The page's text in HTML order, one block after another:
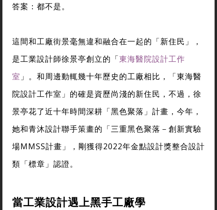
答案：都不是。
這間和工廠街景毫無違和融合在一起的「新住民」，
是工業設計師徐景亭創立的「東海醫院設計工作
室」。和周邊動輒幾十年歷史的工廠相比，「東海醫
院設計工作室」的確是資歷尚淺的新住民，不過，徐
景亭花了近十年時間深耕「黑色聚落」計畫，今年，
她和青沐設計聯手策畫的「三重黑色聚落－創新實驗
場MMSS計畫」，剛獲得2022年金點設計獎整合設計
類「標章」認證。
當工業設計遇上黑手工廠學